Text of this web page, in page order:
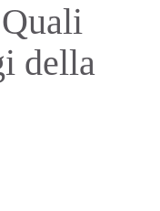
della